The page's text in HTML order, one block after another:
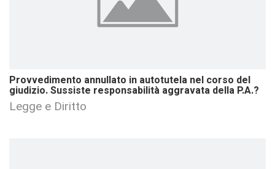
Provvedimento annullato in autotutela nel corso del
giudizio. Sussiste responsabilità aggravata della P.A.?
Legge e Diritto